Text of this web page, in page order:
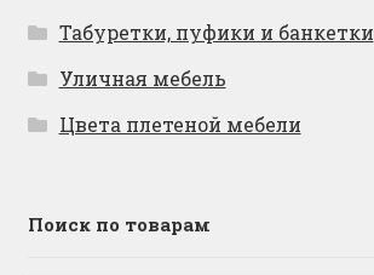
Табуретки, пуфики и банкетки
Уличная мебель
Цвета плетеной мебели
Поиск по товарам